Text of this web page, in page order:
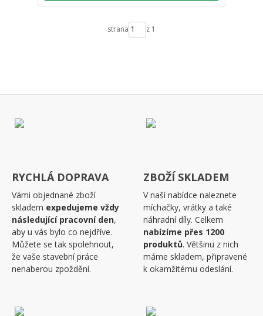
strana z 1
RYCHLÁ DOPRAVA
Vámi objednané zboží
skladem expedujeme vždy
následující pracovní den,
aby u vás bylo co nejdříve.
Můžete se tak spolehnout,
že vaše stavební práce
nenaberou zpoždění.
ZBOŽÍ SKLADEM
V naší nabídce naleznete
míchačky, vrátky a také
náhradní díly. Celkem
nabízíme přes 1200
produktů. Většinu z nich
máme skladem, připravené
k okamžitému odeslání.